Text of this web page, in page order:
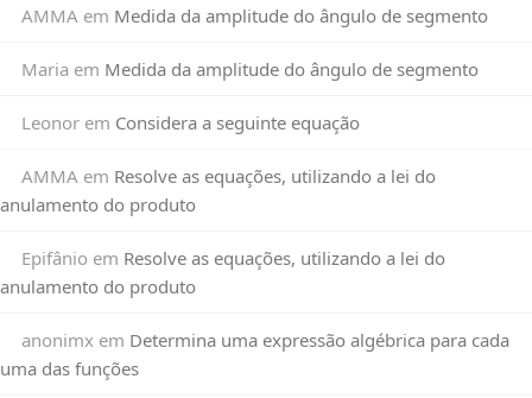
AMMA em Medida da amplitude do ângulo de segmento
Maria em Medida da amplitude do ângulo de segmento
Leonor em Considera a seguinte equação
AMMA em Resolve as equações, utilizando a lei do
anulamento do produto
Epifânio em Resolve as equações, utilizando a lei do
anulamento do produto
anonimx em Determina uma expressão algébrica para cada
uma das funções